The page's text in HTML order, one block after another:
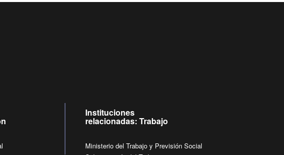
Instituciones
relacionadas: Trabajo
Ministerio del Trabajo y Previsión Social